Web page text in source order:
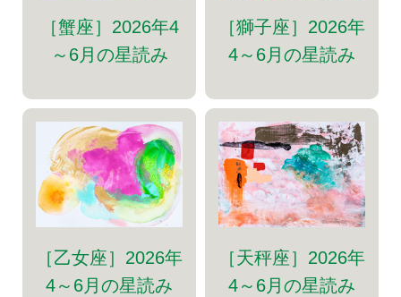
［蟹座］2026年4
～6月の星読み
［獅子座］2026年
4～6月の星読み
［乙女座］2026年
4～6月の星読み
［天秤座］2026年
4～6月の星読み